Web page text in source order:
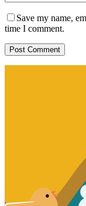
Save my name,
time I comment.